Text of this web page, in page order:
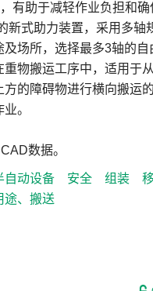
有助于减轻作业负担和确
新式助力装置，采用多轴
场所，选择最多3轴的自
物搬运工序中，适用于
的障碍物进行横向搬运
。
数据。
自动设备 安全 组装
途、搬送